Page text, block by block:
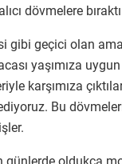
dövmelere
gibi geçici olan
yaşımıza
karşımıza
Bu
günlerde oldukça